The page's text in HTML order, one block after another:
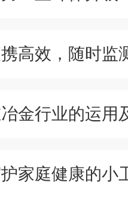
高效，随时监
金行业的运用
家庭健康的小